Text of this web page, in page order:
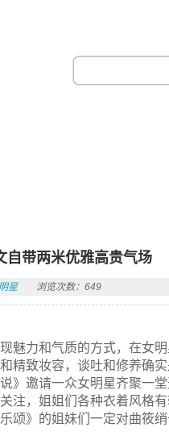
自带两米优雅高贵气场
星 浏览次数：649
魅力和气质的方式，在女
精致妆容，谈吐和修养确
》邀请一众女明星齐聚一
注，姐姐们各种衣着风格
颂》的姐妹们一定对曲筱